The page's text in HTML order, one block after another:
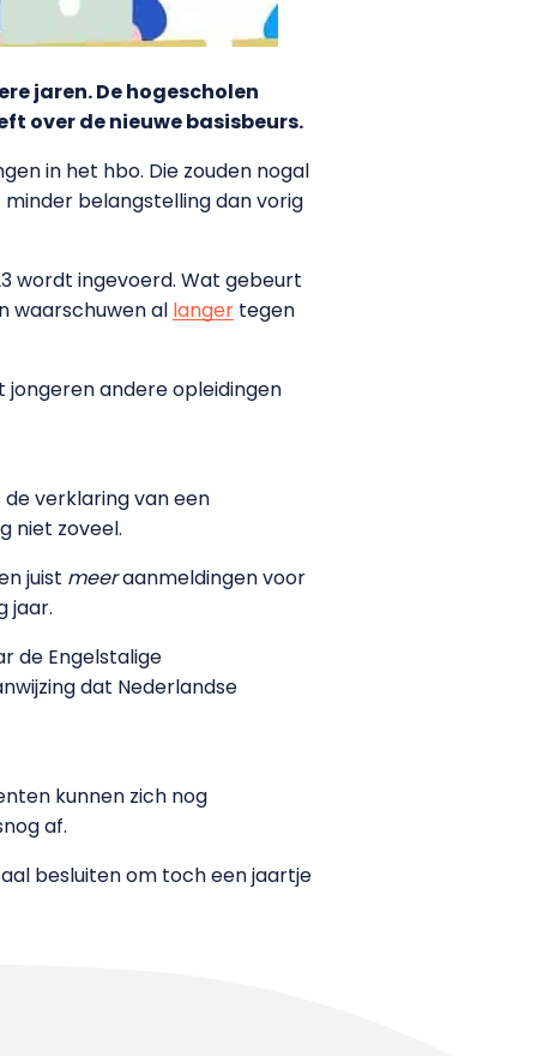
jaren. De hogescholen
over de nieuwe basisbeurs.
in het hbo. Die zouden nogal
belangstelling dan vorig
wordt ingevoerd. Wat gebeurt
waarschuwen al langer tegen
jongeren andere opleidingen
verklaring van een
niet zoveel.
juist meeraanmeldingen voor
jaar.
de Engelstalige
dat Nederlandse
kunnen zich nog
af.
besluiten om toch een jaartje